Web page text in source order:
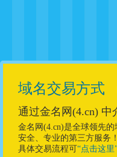
域名交易方式
通过金名网(4.cn) 中
金名网(4.cn)是全球领先
安全、专业的第三方服务
具体交易流程可“点击这里